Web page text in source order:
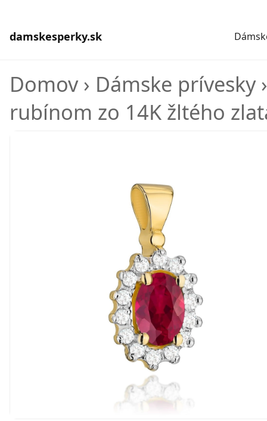
damskesperky.sk
Domov› Dámske prívesky
rubínom zo 14K žltého